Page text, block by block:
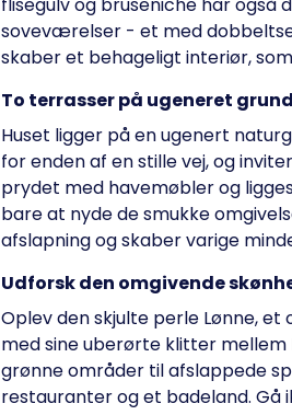
soveværelser - et med
skaber et behageligt interiør,
To terrasser på ugeneret
Huset ligger på en ugenert
for enden af en stille vej, og
prydet med havemøbler og
bare at nyde de smukke
afslapning og skaber varige
Udforsk den omgivende
Oplev den skjulte perle Lønne,
med sine uberørte klitter
grønne områder til afslappede
restauranter og et badeland. Gå